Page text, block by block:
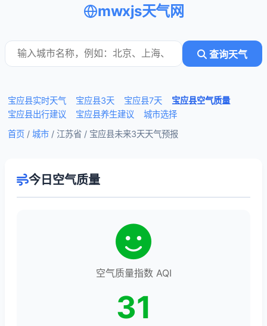
mwxjs天气网
查询天气
宝应县实时天气 宝应县3天 宝应县7天
宝应县空气质量
宝应县出行建议
宝应县养生建议
城市选择
首页 / 城市 / 江苏省 / 宝应县未来3天天气预报
今日空气质量
空气质量指数 AQI
31